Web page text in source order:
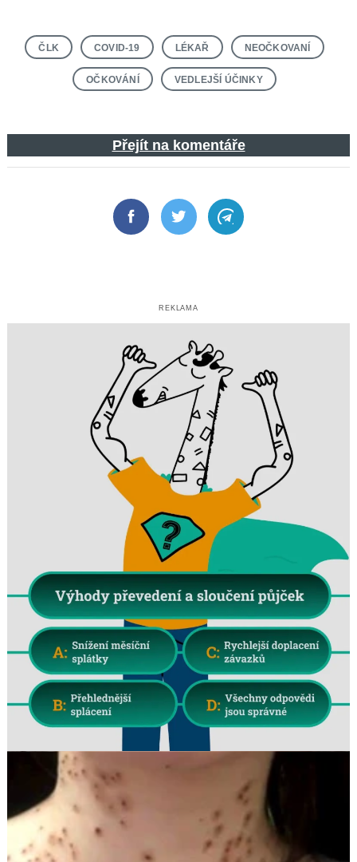
ČLK COVID-19 LÉKAŘ NEOČKOVANÍ
OČKOVÁNÍ VEDLEJŠÍ ÚČINKY
Přejít na komentáře
FacebookTwitter Telegram
REKLAMA
Search
for: